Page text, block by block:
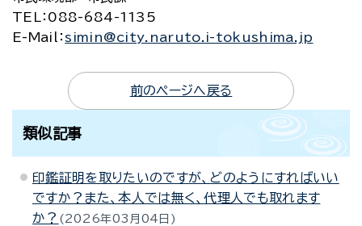
TEL：088-684-1135
E-Mail ：simin@city.naruto.i-tokushima.jp
前のページへ戻る
類似記事
印鑑証明を取りたいのですが、どのようにすればいい
ですか？また、本人では無く、代理人でも取れます
か？
2026年03月04日